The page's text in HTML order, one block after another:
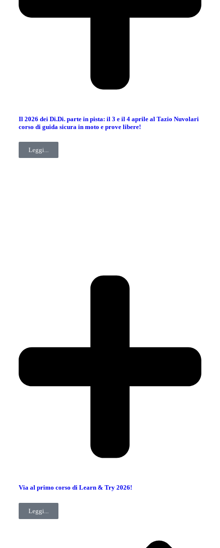
Il 2026 dei Di.Di. parte in pista: il 3 e il 4 aprile al Tazio Nuvolari
corso di guida sicura in moto e prove libere!
Leggi...
Via al primo corso di Learn & Try 2026!
Leggi...